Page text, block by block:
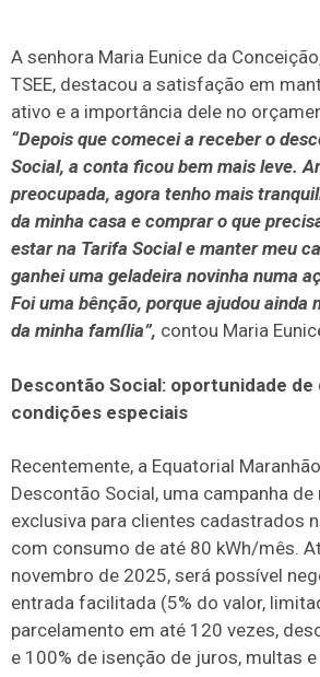
A senhora Maria Eunice da
TSEE, destacou a satisfação em
ativo e a importância dele no
“Depois que comecei a receber o
Social, a conta ficou bem mais leve.
preocupada, agora tenho mais
da minha casa e comprar o que
estar na Tarifa Social e manter meu
ganhei uma geladeira novinha numa
Foi uma bênção, porque ajudou ainda
da minha família”, contou Maria
Descontão Social: oportunidade
condições especiais
Recentemente, a Equatorial
Descontão Social, uma campanha
exclusiva para clientes cadastrados
com consumo de até 80 kWh/mês.
novembro de 2025, será possível
entrada facilitada (5% do valor,
parcelamento em até 120 vezes,
e 100% de isenção de juros, multas